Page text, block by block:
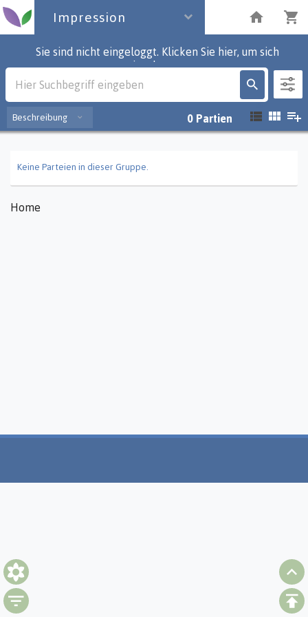
Impression
Sie sind nicht eingeloggt. Klicken Sie hier, um sich
einzuloggen.
Impression
Beschreibung 0 Partien
Keine Parteien in dieser Gruppe.
Home